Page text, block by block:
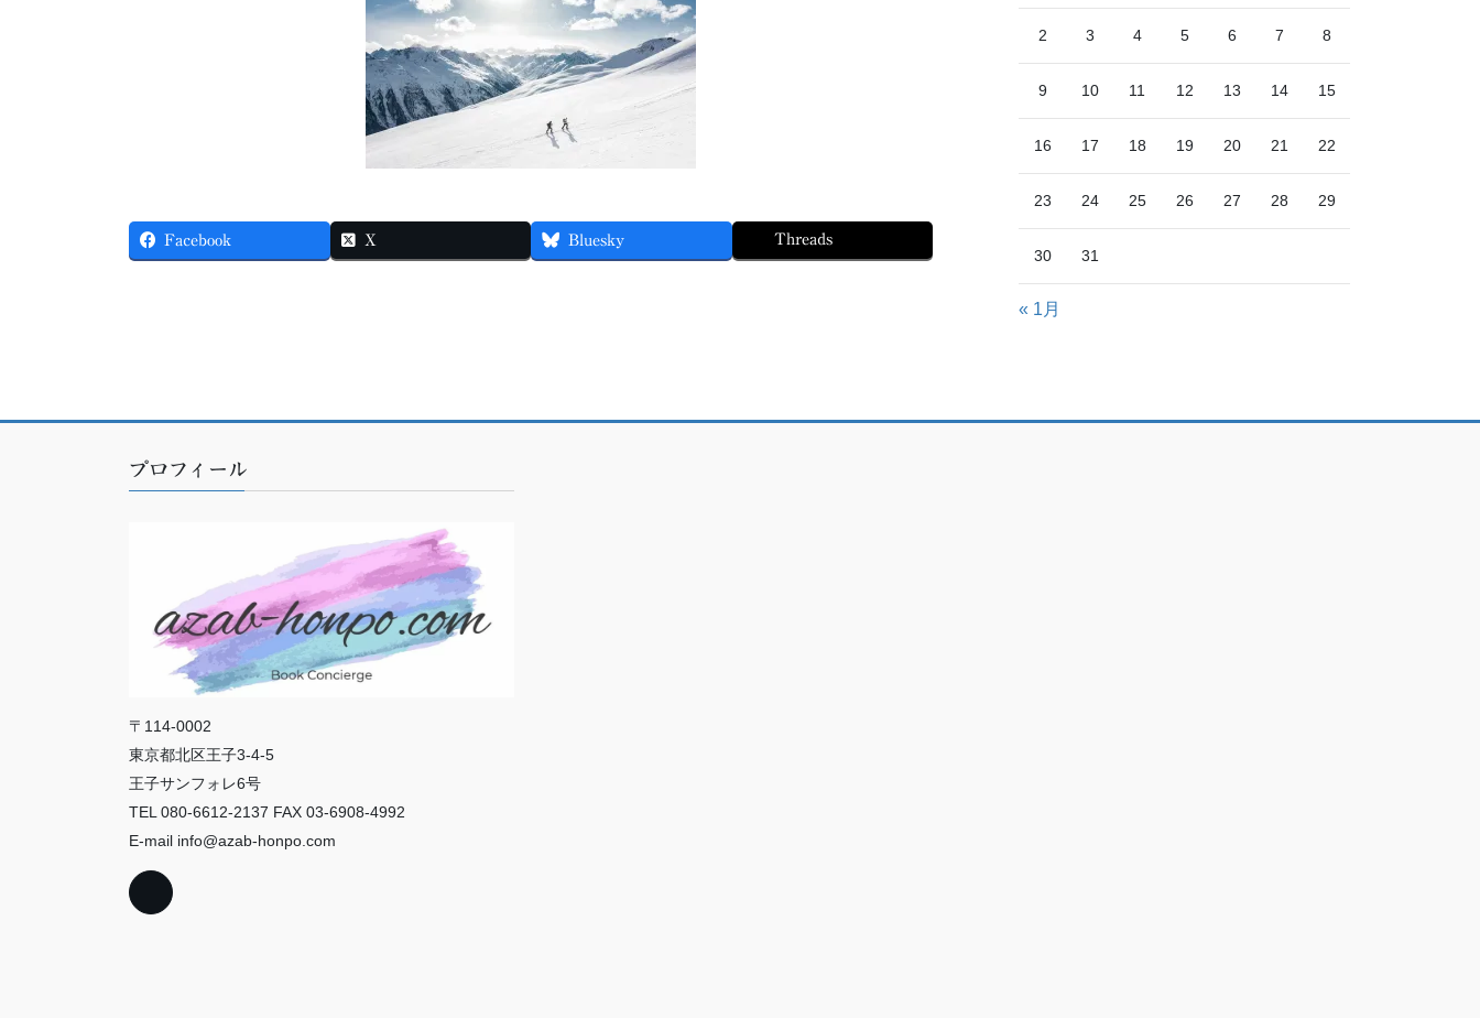
Facebook X Bluesky Threads
2 3 4 5 6 7 8
9 10 11 12 13 14 15
16 17 18 19 20 21 22
23 24 25 26 27 28 29
30 31
« 1月
プロフィール
〒114-0002
東京都北区王子3-4-5
王子サンフォレ6号
TEL 080-6612-2137 FAX 03-6908-4992
E-mail info@azab-honpo.com